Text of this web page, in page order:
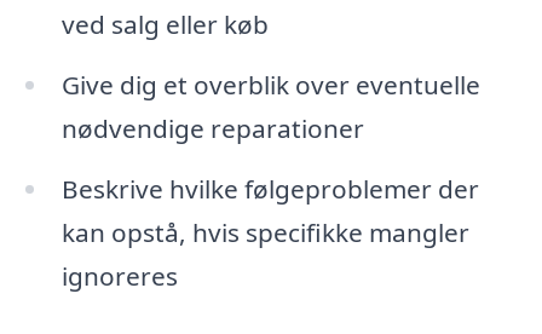
ved salg eller køb
Give dig et overblik over eventuelle
nødvendige reparationer
Beskrive hvilke følgeproblemer der
kan opstå, hvis specifikke mangler
ignoreres